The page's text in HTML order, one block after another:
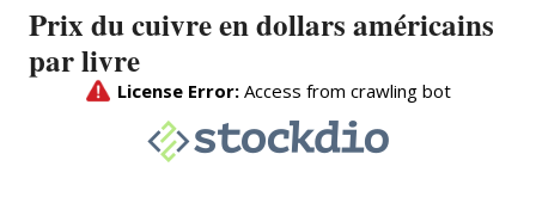
Prix du cuivre en dollars américains
par livre